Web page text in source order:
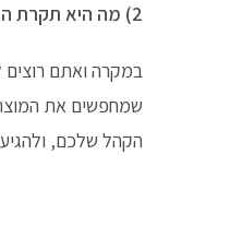
2) מה היא תקרת הזכוכית שלכם בגוגל?
במקרה ואתם רוצים
שמחפשים את
הקהל שלכם,